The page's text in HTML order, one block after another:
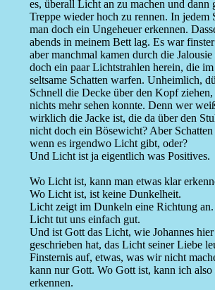
es, überall Licht an zu machen und dann
Treppe wieder hoch zu rennen. In jedem
man doch ein Ungeheuer erkennen.
abends in meinem Bett lag. Es war
aber manchmal kamen durch die
doch ein paar Lichtstrahlen herein, die
seltsame Schatten warfen. Unheimlich,
Schnell die Decke über den Kopf
nichts mehr sehen konnte. Denn wer
wirklich die Jacke ist, die da über den
nicht doch ein Bösewicht? Aber Schatten
wenn es irgendwo Licht gibt, oder?
Und Licht ist ja eigentlich was Positives.
Wo Licht ist, kann man etwas klar
Wo Licht ist, ist keine Dunkelheit.
Licht zeigt im Dunkeln eine Richtung an.
Licht tut uns einfach gut.
Und ist Gott das Licht, wie Johannes
geschrieben hat, das Licht seiner Liebe
Finsternis auf, etwas, was wir nicht
kann nur Gott. Wo Gott ist, kann ich also
erkennen.